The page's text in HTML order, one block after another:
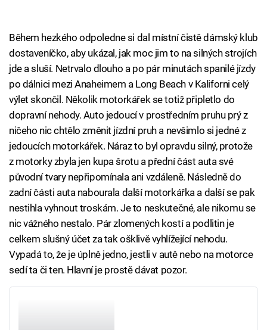
Během hezkého odpoledne si dal místní čistě dámský klub
dostaveníčko, aby ukázal, jak moc jim to na silných strojích
jde a sluší. Netrvalo dlouho a po pár minutách spanilé jízdy
po dálnici mezi Anaheimem a Long Beach v Kaliforni celý
výlet skončil. Několik motorkářek se totiž připletlo do
dopravní nehody. Auto jedoucí v prostředním pruhu prý z
ničeho nic chtělo změnit jízdní pruh a nevšimlo si jedné z
jedoucích motorkářek. Náraz to byl opravdu silný, protože
z motorky zbyla jen kupa šrotu a přední část auta své
původní tvary nepřipomínala ani vzdáleně. Následně do
zadní části auta nabourala další motorkářka a další se pak
nestihla vyhnout troskám. Je to neskutečné, ale nikomu se
nic vážného nestalo. Pár zlomených kostí a podlitin je
celkem slušný účet za tak ošklivě vyhlížející nehodu.
Vypadá to, že je úplně jedno, jestli v autě nebo na motorce
sedí ta či ten. Hlavní je prostě dávat pozor.